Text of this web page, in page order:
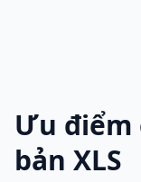
Ưu điểm
bản XLS